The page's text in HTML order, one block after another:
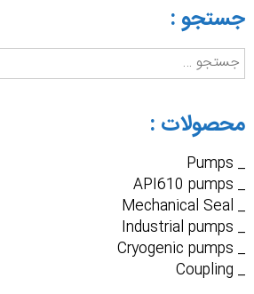
جستجو :
جستجو
برای:
محصولات :
_ Pumps
_ API610 pumps
_ Mechanical Seal
_ Industrial pumps
_ Cryogenic pumps
_ Coupling